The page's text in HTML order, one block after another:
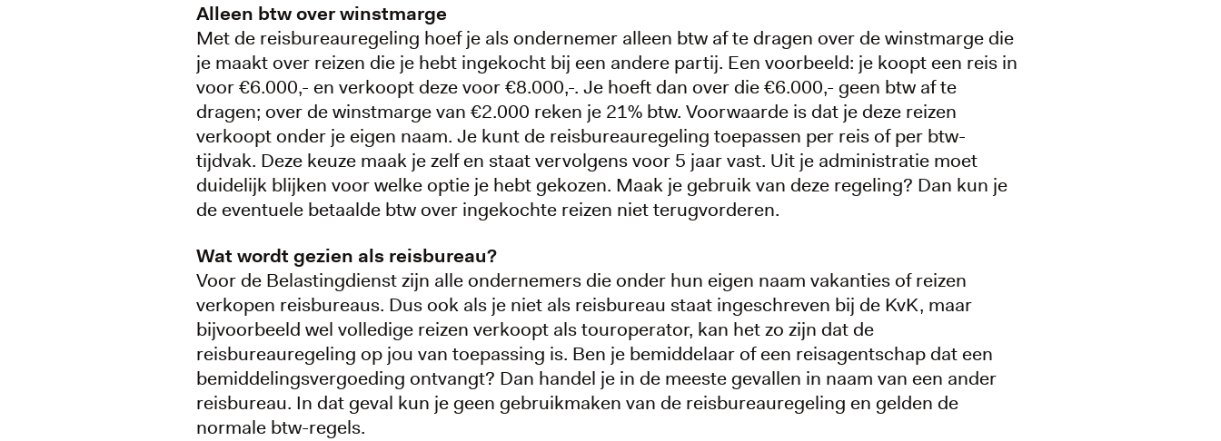
Alleen btw over winstmarge
Met de reisbureauregeling hoef je als ondernemer alleen btw af te dragen over de winstmarge die
je maakt over reizen die je hebt ingekocht bij een andere partij. Een voorbeeld: je koopt een reis in
voor €6.000,- en verkoopt deze voor €8.000,-. Je hoeft dan over die €6.000,- geen btw af te
dragen; over de winstmarge van €2.000 reken je 21% btw. Voorwaarde is dat je deze reizen
verkoopt onder je eigen naam. Je kunt de reisbureauregeling toepassen per reis of per btw-
tijdvak. Deze keuze maak je zelf en staat vervolgens voor 5 jaar vast. Uit je administratie moet
duidelijk blijken voor welke optie je hebt gekozen. Maak je gebruik van deze regeling? Dan kun je
de eventuele betaalde btw over ingekochte reizen niet terugvorderen.
Wat wordt gezien als reisbureau?
Voor de Belastingdienst zijn alle ondernemers die onder hun eigen naam vakanties of reizen
verkopen reisbureaus. Dus ook als je niet als reisbureau staat ingeschreven bij de KvK, maar
bijvoorbeeld wel volledige reizen verkoopt als touroperator, kan het zo zijn dat de
reisbureauregeling op jou van toepassing is. Ben je bemiddelaar of een reisagentschap dat een
bemiddelingsvergoeding ontvangt? Dan handel je in de meeste gevallen in naam van een ander
reisbureau. In dat geval kun je geen gebruikmaken van de reisbureauregeling en gelden de
normale btw-regels.